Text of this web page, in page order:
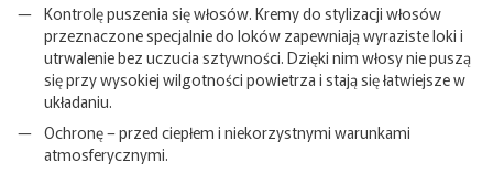
Kontrolę puszenia się włosów. Kremy do stylizacji włosów
przeznaczone specjalnie do loków zapewniają wyraziste loki i
utrwalenie bez uczucia sztywności. Dzięki nim włosy nie puszą
się przy wysokiej wilgotności powietrza i stają się łatwiejsze w
układaniu.
Ochronę – przed ciepłem i niekorzystnymi warunkami
atmosferycznymi.